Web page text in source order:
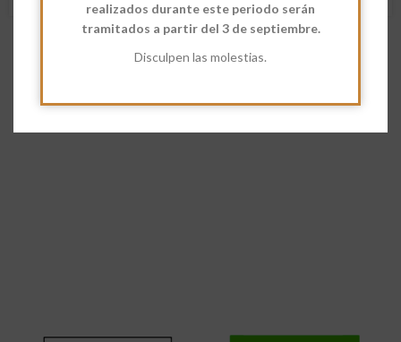
realizados durante este periodo serán
tramitados a partir del 3 de septiembre.
Disculpen las molestias.